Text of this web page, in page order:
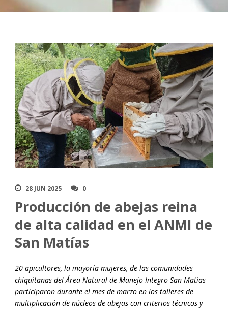
28 JUN 2025 0
Producción de abejas reina
de alta calidad en el ANMI de
San Matías
20 apicultores, la mayoría mujeres, de las comunidades
chiquitanas del Área Natural de Manejo Integro San Matías
participaron durante el mes de marzo en los talleres de
multiplicación de núcleos de abejas con criterios técnicos y